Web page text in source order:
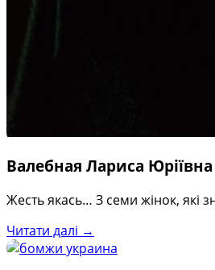
Валебная Лариса Юріївна
Жесть якась… З семи жінок, які
Читати далі →